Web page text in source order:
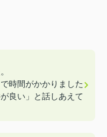
時間がかかりました
良い」と話しあえて